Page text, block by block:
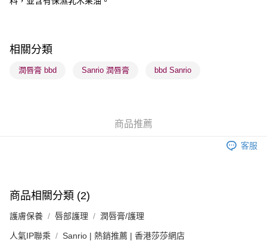
每筆HK$65.00，滿HK$300.00或以上免運費
每筆HK$65.00，滿HK$300.00或以上免運費
(香港門市) 只顯示可選門市。確認發貨後2-5個工作天到店，3天內
(澳門門市) 只顯示可選門市。確認發貨後2-5個工作天到店，3天內
取。逾期會取消訂單，並不會安排重寄
每筆HK$20.00，滿HK$100.00或以上免運費
相關分類
潤唇膏 bbd Sanrio 潤唇膏 bbd Sanrio
商品推薦
客服
商品相關分類 (2)
護膚保養 唇部護理 潤唇膏/護理
人氣IP聯乘 Sanrio | 熱銷推薦 | 香港莎莎網店